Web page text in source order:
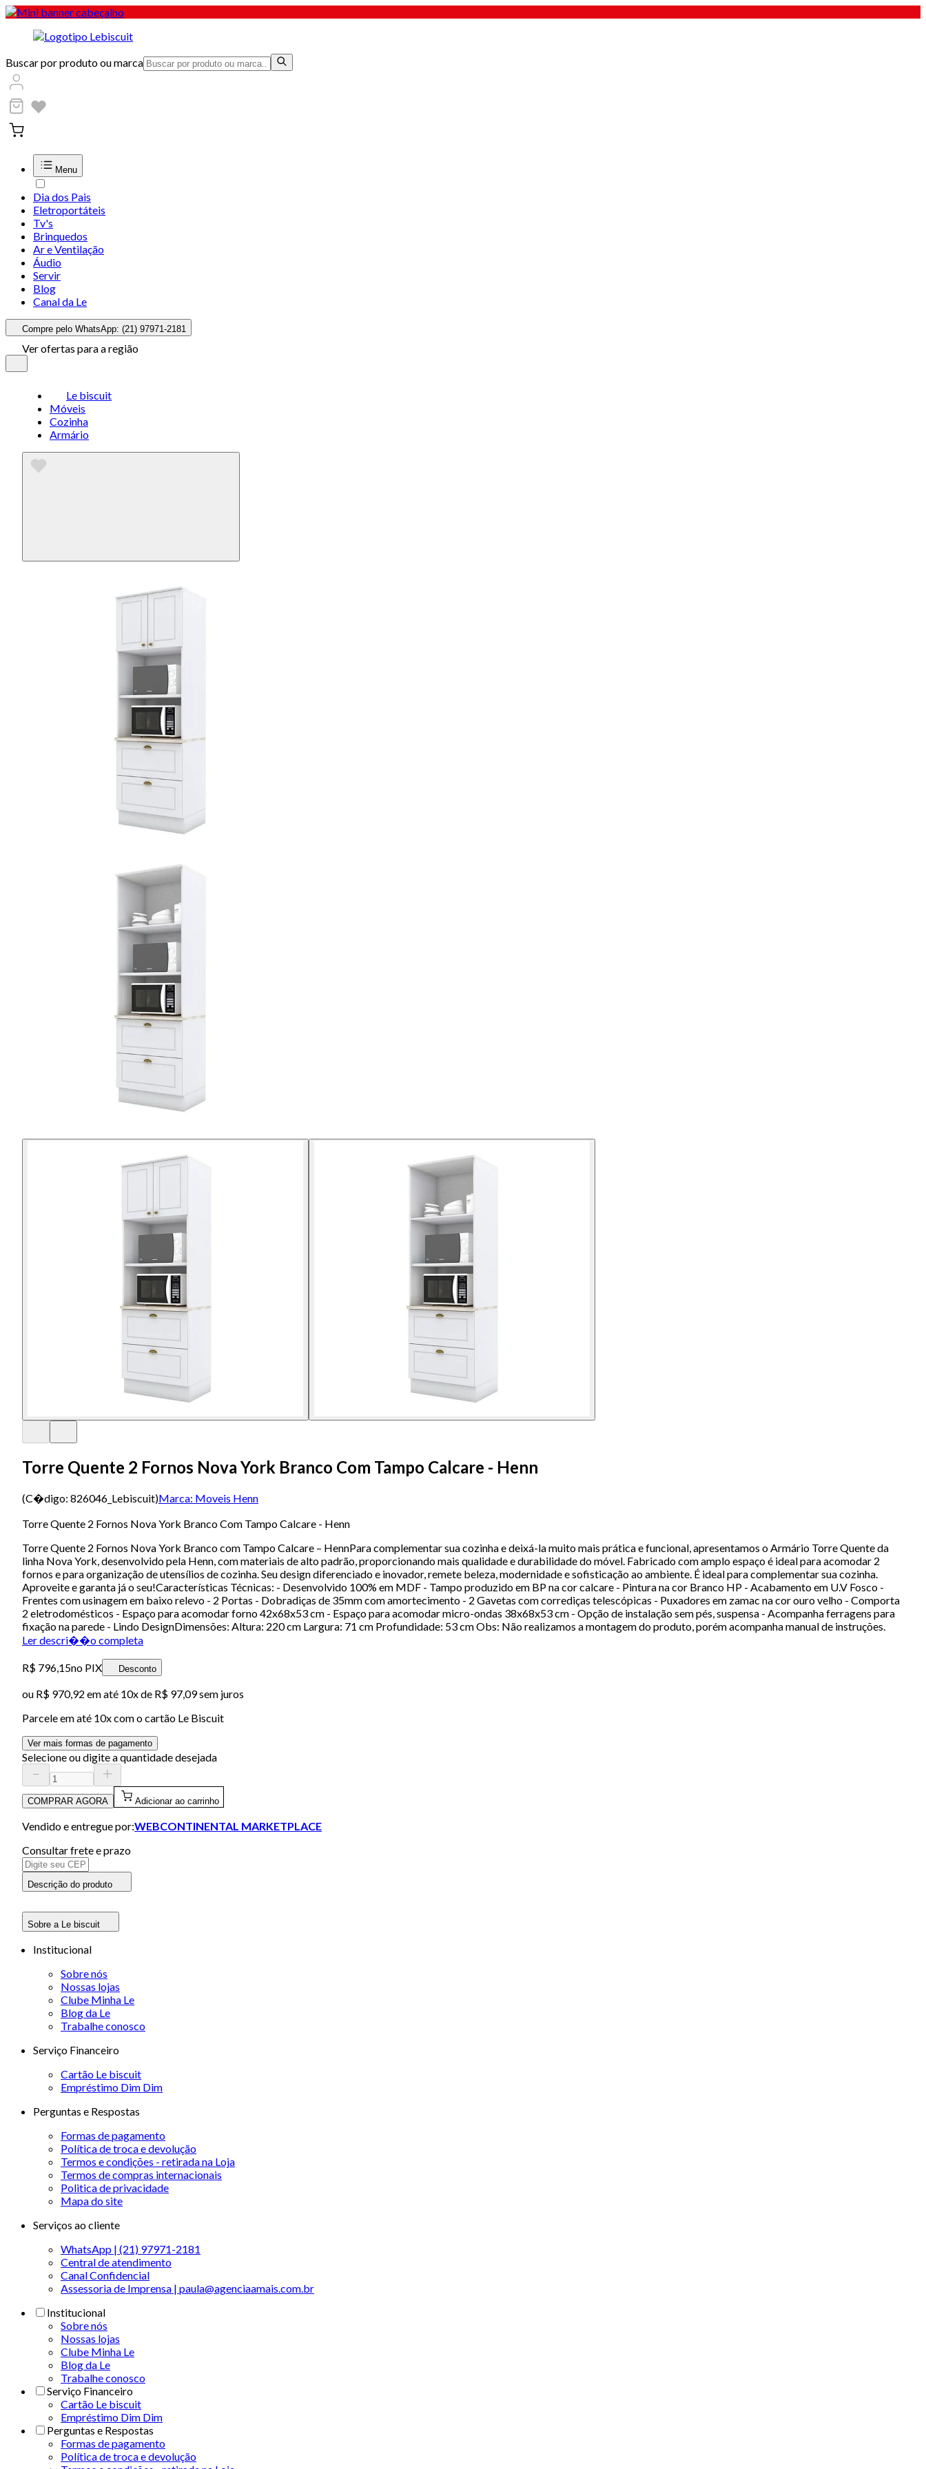
Buscar por produto ou marca
Menu
Dia dos Pais
Eletroportáteis
Tv's
Brinquedos
Ar e Ventilação
Áudio
Servir
Blog
Canal da Le
Compre pelo WhatsApp: (21) 97971-2181
Ver ofertas para a região
Le biscuit
Móveis
Cozinha
Armário
Torre Quente 2 Fornos Nova York Branco Com Tampo Calcare - Henn
(C�digo: 826046_Lebiscuit)Marca: Moveis Henn
Torre Quente 2 Fornos Nova York Branco Com Tampo Calcare - Henn
Torre Quente 2 Fornos Nova York Branco com Tampo Calcare – HennPara complementar sua cozinha e deixá-la muito mais prática e funcional, apresentamos o Armário Torre Quente da
linha Nova York, desenvolvido pela Henn, com materiais de alto padrão, proporcionando mais qualidade e durabilidade do móvel. Fabricado com amplo espaço é ideal para acomodar 2
fornos e para organização de utensílios de cozinha. Seu design diferenciado e inovador, remete beleza, modernidade e sofisticação ao ambiente. É ideal para complementar sua cozinha.
Aproveite e garanta já o seu!Características Técnicas: - Desenvolvido 100% em MDF - Tampo produzido em BP na cor calcare - Pintura na cor Branco HP - Acabamento em U.V Fosco -
Frentes com usinagem em baixo relevo - 2 Portas - Dobradiças de 35mm com amortecimento - 2 Gavetas com corrediças telescópicas - Puxadores em zamac na cor ouro velho - Comporta
2 eletrodomésticos - Espaço para acomodar forno 42x68x53 cm - Espaço para acomodar micro-ondas 38x68x53 cm - Opção de instalação sem pés, suspensa - Acompanha ferragens para
fixação na parede - Lindo DesignDimensões: Altura: 220 cm Largura: 71 cm Profundidade: 53 cm Obs: Não realizamos a montagem do produto, porém acompanha manual de instruções.
Ler descri��o completa
R$ 796,15no PIX Desconto
ou R$ 970,92 em até 10x de R$ 97,09 sem juros
Parcele em até 10x com o cartão Le Biscuit
Ver mais formas de pagamento
Selecione ou digite a quantidade desejada
COMPRAR AGORA Adicionar ao carrinho
Vendido e entregue por:WEBCONTINENTAL MARKETPLACE
Consultar frete e prazo
Descrição do produto
Sobre a Le biscuit
Institucional
Sobre nós
Nossas lojas
Clube Minha Le
Blog da Le
Trabalhe conosco
Serviço Financeiro
Cartão Le biscuit
Empréstimo Dim Dim
Perguntas e Respostas
Formas de pagamento
Política de troca e devolução
Termos e condições - retirada na Loja
Termos de compras internacionais
Politica de privacidade
Mapa do site
Serviços ao cliente
WhatsApp | (21) 97971-2181
Central de atendimento
Canal Confidencial
Assessoria de Imprensa | paula@agenciaamais.com.br
Institucional
Sobre nós
Nossas lojas
Clube Minha Le
Blog da Le
Trabalhe conosco
Serviço Financeiro
Cartão Le biscuit
Empréstimo Dim Dim
Perguntas e Respostas
Formas de pagamento
Política de troca e devolução